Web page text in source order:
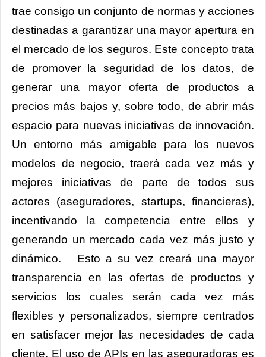
trae consigo un conjunto de normas y acciones
destinadas a garantizar una mayor apertura en
el mercado de los seguros. Este concepto trata
de promover la seguridad de los datos, de
generar una mayor oferta de productos a
precios más bajos y, sobre todo, de abrir más
espacio para nuevas iniciativas de innovación.
Un entorno más amigable para los nuevos
modelos de negocio, traerá cada vez más y
mejores iniciativas de parte de todos sus
actores (aseguradores, startups, financieras),
incentivando la competencia entre ellos y
generando un mercado cada vez más justo y
dinámico. Esto a su vez creará una mayor
transparencia en las ofertas de productos y
servicios los cuales serán cada vez más
flexibles y personalizados, siempre centrados
en satisfacer mejor las necesidades de cada
cliente. El uso de APIs en las aseguradoras es